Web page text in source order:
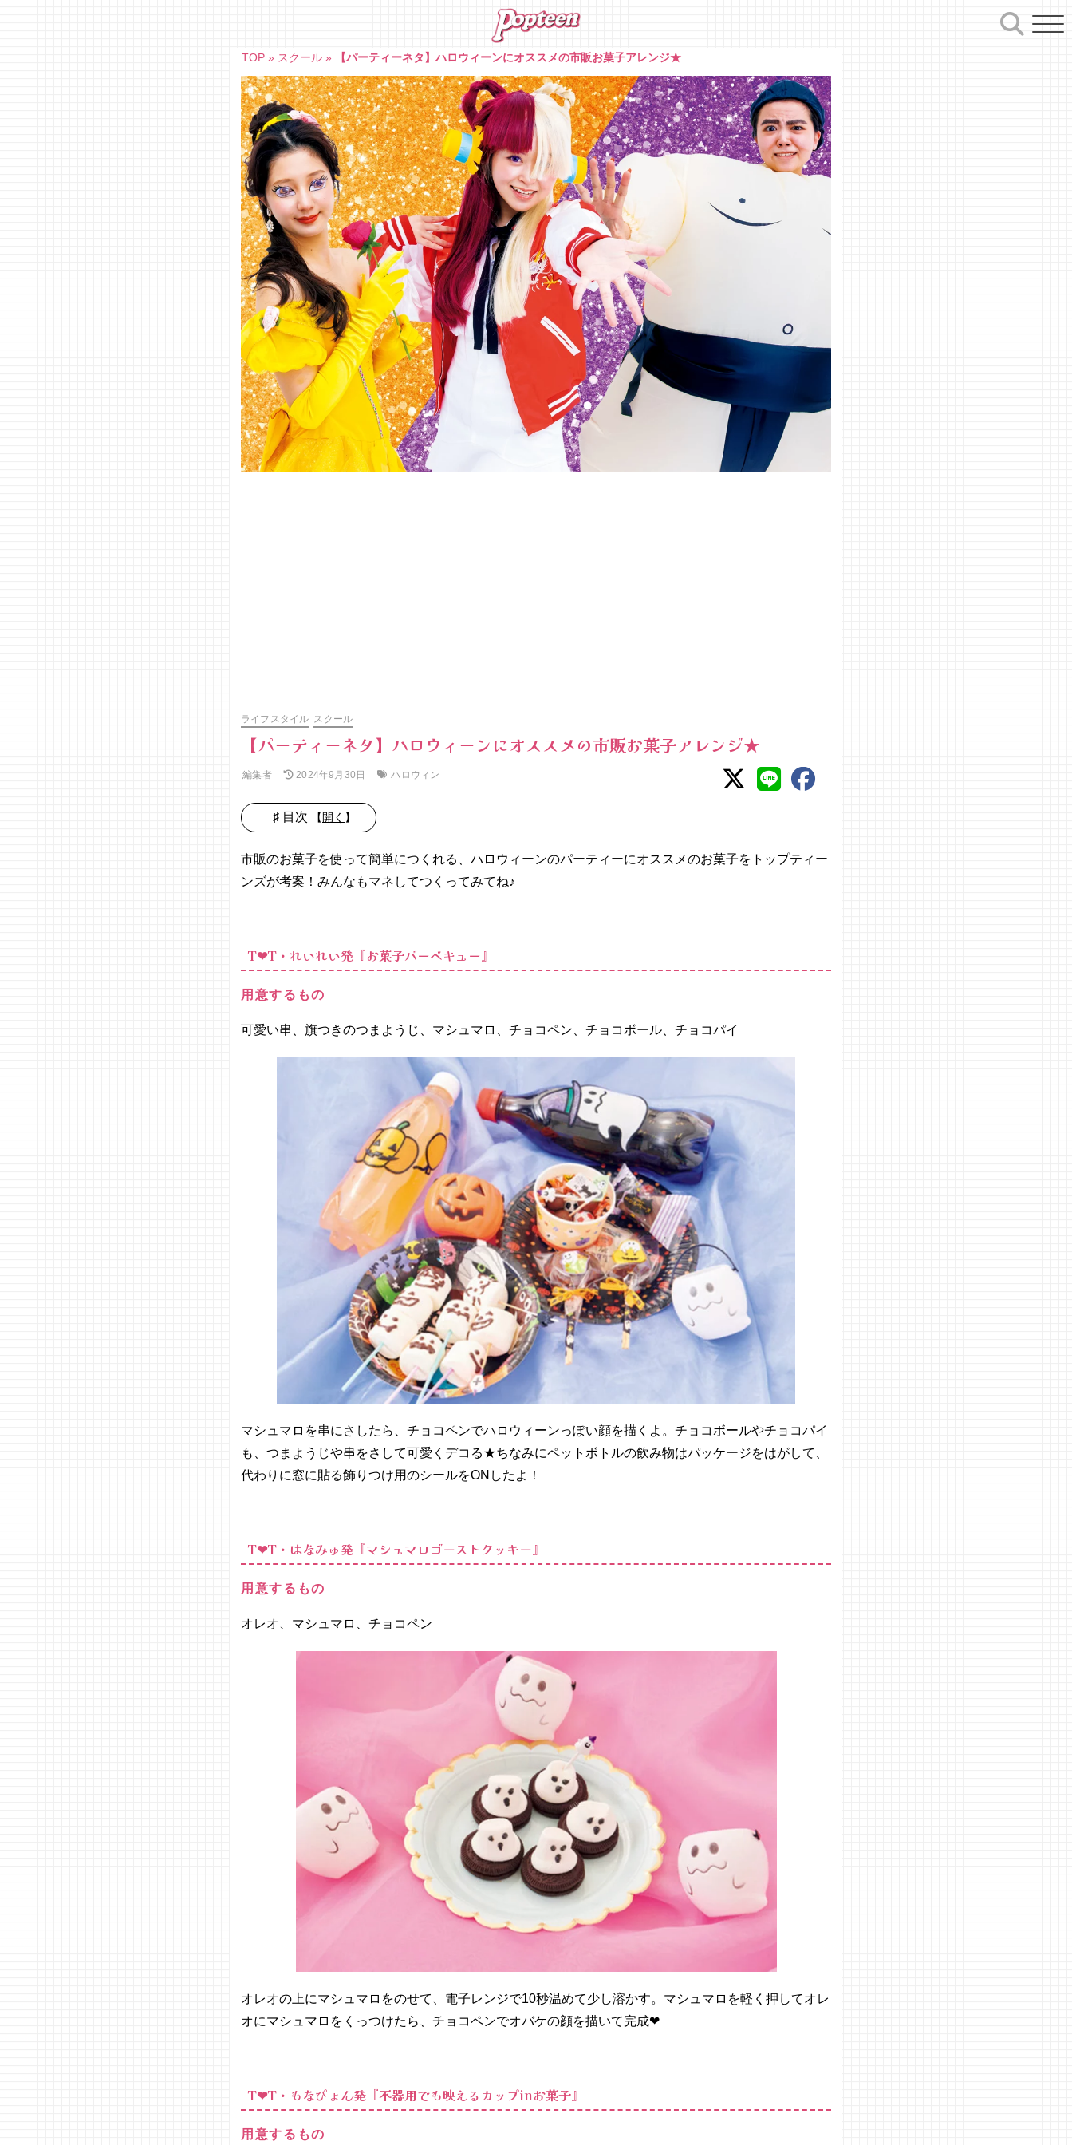
TOP » スクール » 【パーティーネタ】ハロウィーンにオススメの市販お菓子アレンジ★
ライフスタイル スクール
【パーティーネタ】ハロウィーンにオススメの市販お菓子アレンジ★
編集者 2024年9月30日 ハロウィン
♯ 目次 【開く 】
T・れい
れい発
『お菓
− T❤︎
みゅ発
ュマロ
トクッ
も映え
るカッ
プinお菓
子』
市販のお菓子を使って簡単につくれる、ハロウィーンのパーティーにオススメのお菓子をトップティー
ンズが考案！みんなもマネしてつくってみてね♪
T❤︎T・れいれい発『お菓子バーベキュー』
用意するもの
可愛い串、旗つきのつまようじ、マシュマロ、チョコペン、チョコボール、チョコパイ
マシュマロを串にさしたら、チョコペンでハロウィーンっぽい顔を描くよ。チョコボールやチョコパイ
も、つまようじや串をさして可愛くデコる★ちなみにペットボトルの飲み物はパッケージをはがして、
代わりに窓に貼る飾りつけ用のシールをONしたよ！
T❤︎T・はなみゅ発『マシュマロゴーストクッキー』
用意するもの
オレオ、マシュマロ、チョコペン
オレオの上にマシュマロをのせて、電子レンジで10秒温めて少し溶かす。マシュマロを軽く押してオレ
オにマシュマロをくっつけたら、チョコペンでオバケの顔を描いて完成❤︎
T❤︎T・もなぴょん発『不器用でも映えるカップinお菓子』
用意するもの